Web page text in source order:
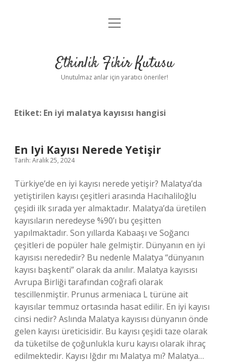
Anasayfa
Yasal Uyarı
menüyü
Etkinlik Fikir Kutusu
Unutulmaz anlar için yaratıcı öneriler!
Etiket: En iyi malatya kayısısı hangisi
En Iyi Kayısı Nerede Yetişir
Tarih: Aralık 25, 2024
Türkiye’de en iyi kayısı nerede yetişir? Malatya’da
yetiştirilen kayısı çeşitleri arasında Hacıhaliloğlu
çeşidi ilk sırada yer almaktadır. Malatya’da üretilen
kayısıların neredeyse %90’ı bu çeşitten
yapılmaktadır. Son yıllarda Kabaaşı ve Soğancı
çeşitleri de popüler hale gelmiştir. Dünyanın en iyi
kayısısı nerededir? Bu nedenle Malatya “dünyanın
kayısı başkenti” olarak da anılır. Malatya kayısısı
Avrupa Birliği tarafından coğrafi olarak
tescillenmiştir. Prunus armeniaca L türüne ait
kayısılar temmuz ortasında hasat edilir. En iyi kayısı
cinsi nedir? Aslında Malatya kayısısı dünyanın önde
gelen kayısı üreticisidir. Bu kayısı çeşidi taze olarak
da tüketilse de çoğunlukla kuru kayısı olarak ihraç
edilmektedir. Kayısı Iğdır mı Malatya mı? Malatya…